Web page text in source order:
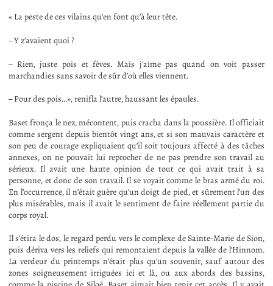
« La peste de ces vilains qu’en font qu’à leur tête.
– Y z’avaient quoi ?
– Rien, juste pois et fèves. Mais j’aime pas quand on voit passer
marchandies sans savoir de sûr d’où elles viennent.
– Pour des pois…», renifla l’autre, haussant les épaules.
Baset fronça le nez, mécontent, puis cracha dans la poussière. Il officiait
comme sergent depuis bientôt vingt ans, et si son mauvais caractère et
son peu de courage expliquaient qu’il soit toujours affecté à des tâches
annexes, on ne pouvait lui reprocher de ne pas prendre son travail au
sérieux. Il avait une haute opinion de tout ce qui avait trait à sa
personne, et donc de son travail. Il se voyait comme le bras armé du roi.
En l’occurrence, il n’était guère qu’un doigt de pied, et sûrement l’un des
plus misérables, mais il avait le sentiment de faire réellement partie du
corps royal.
Il s’étira le dos, le regard perdu vers le complexe de Sainte-Marie de Sion,
puis dériva vers les reliefs qui remontaient depuis la vallée de l’Hinnom.
La verdeur du printemps n’était plus qu’un souvenir, sauf autour des
zones soigneusement irriguées ici et là, ou aux abords des bassins,